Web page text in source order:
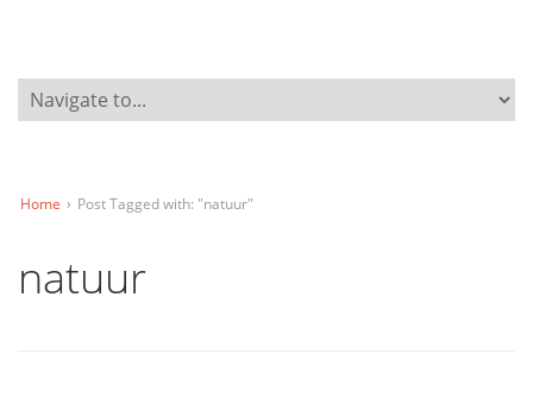
Home › Post Tagged with: "natuur"
natuur